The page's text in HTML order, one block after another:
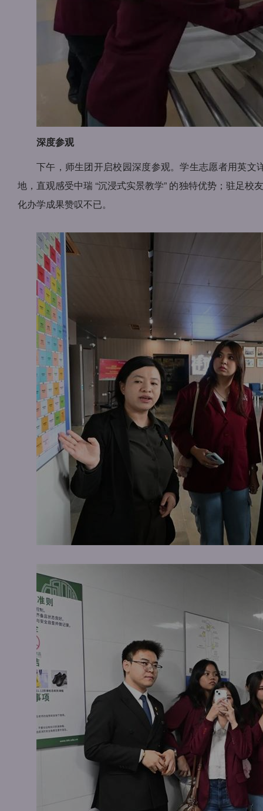
深度参观
下午，师生团开启校园深度参观。学生志愿者用英
地，直观感受中瑞 “沉浸式实景教学” 的独特优势；驻足
化办学成果赞叹不已。